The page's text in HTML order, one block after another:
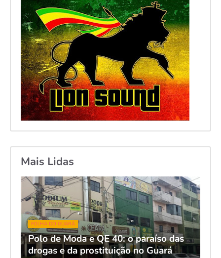
Mais Lidas
FOLHA DO GUARÁ
Polo de Moda e QE 40: o paraíso das
drogas e da prostituição no Guará